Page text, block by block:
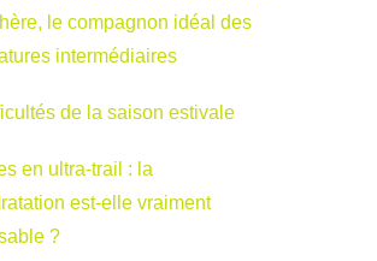
le compagnon idéal des
intermédiaires
de la saison estivale
en ultra-trail : la
est-elle vraiment
?